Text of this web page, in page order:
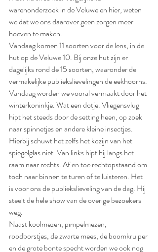
warenonderzoek in de Veluwe en hier, weten
we dat we ons daarover geen zorgen meer
hoeven te maken.
Vandaag komen 11 soorten voor de lens, in de
hut op de Veluwe 10. Bij onze hut zijn er
dagelijks rond de 15 soorten, waaronder de
vermakelijke publiekslievelingen de eekhoorns.
Vandaag worden we vooral vermaakt door het
winterkoninkje. Wat een dotje. Vliegensvlug
hipt het steeds door de setting heen, op zoek
naar spinnetjes en andere kleine insectjes.
Hierbij schuwt het zelfs het kozijn van het
spiegelglas niet. Van links hipt hij langs het
raam naar rechts. Af en toe rechtopstaand om
toch naar binnen te turen of te luisteren. Het
is voor ons de publiekslieveling van de dag. Hij
steelt de hele show van de overige bezoekers
weg.
Naast koolmezen, pimpelmezen,
roodborstjes, de zwarte mees, de boomkruiper
en de grote bonte specht worden we ook nog